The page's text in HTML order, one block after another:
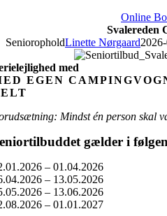
Online
Svalereden
SenioropholdLinette Nørgaard
med
EGEN
Mindst én person skal
gælder i
– 01.04.2026
– 13.05.2026
– 13.06.2026
– 01.01.2027